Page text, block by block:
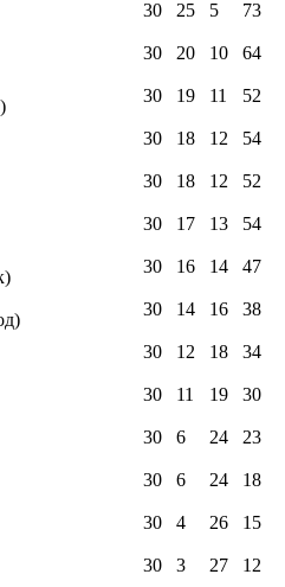
30 25 5 73
30 20 10 64
30 19 11 52
30 18 12 54
30 18 12 52
30 17 13 54
30 16 14 47
30 14 16 38
30 12 18 34
30 11 19 30
30 6 24 23
30 6 24 18
30 4 26 15
30 3 27 12